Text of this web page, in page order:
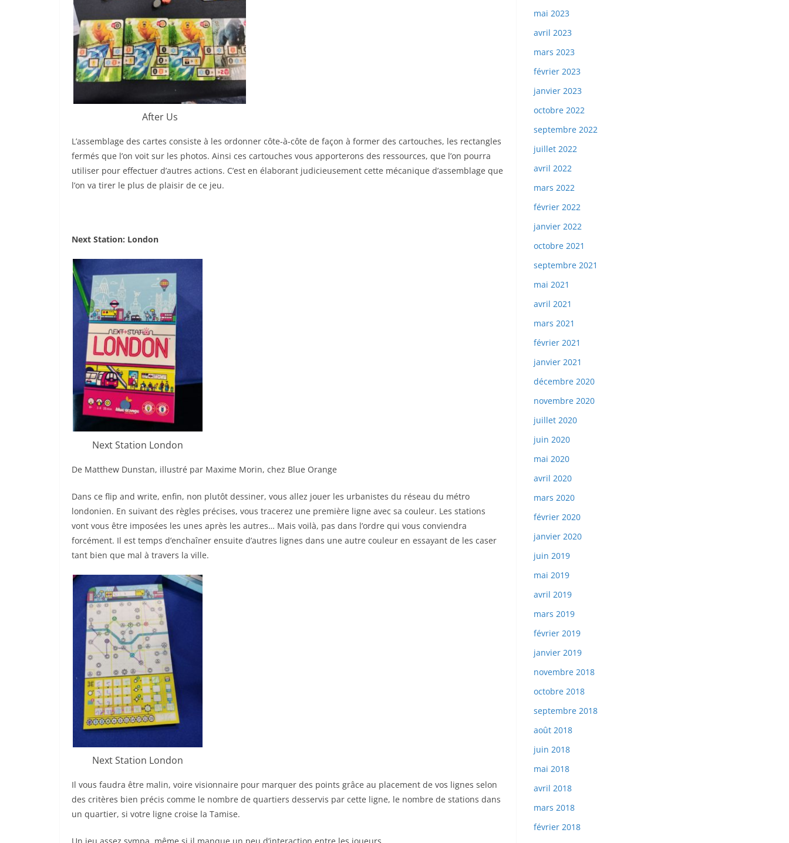
After Us
L’assemblage des cartes consiste à les ordonner côte-à-côte de façon à former des cartouches, les rectangles
fermés que l’on voit sur les photos. Ainsi ces cartouches vous apporterons des ressources, que l’on pourra
utiliser pour effectuer d’autres actions. C’est en élaborant judicieusement cette mécanique d’assemblage que
l’on va tirer le plus de plaisir de ce jeu.
Next Station: London
Next Station London
De Matthew Dunstan, illustré par Maxime Morin, chez Blue Orange
Dans ce flip and write, enfin, non plutôt dessiner, vous allez jouer les urbanistes du réseau du métro
londonien. En suivant des règles précises, vous tracerez une première ligne avec sa couleur. Les stations
vont vous être imposées les unes après les autres… Mais voilà, pas dans l’ordre qui vous conviendra
forcément. Il est temps d’enchaîner ensuite d’autres lignes dans une autre couleur en essayant de les caser
tant bien que mal à travers la ville.
Next Station London
Il vous faudra être malin, voire visionnaire pour marquer des points grâce au placement de vos lignes selon
des critères bien précis comme le nombre de quartiers desservis par cette ligne, le nombre de stations dans
un quartier, si votre ligne croise la Tamise.
Un jeu assez sympa, même si il manque un peu d’interaction entre les joueurs.
mai 2023
avril 2023
mars 2023
février 2023
janvier 2023
octobre 2022
septembre 2022
juillet 2022
avril 2022
mars 2022
février 2022
janvier 2022
octobre 2021
septembre 2021
mai 2021
avril 2021
mars 2021
février 2021
janvier 2021
décembre 2020
novembre 2020
juillet 2020
juin 2020
mai 2020
avril 2020
mars 2020
février 2020
janvier 2020
juin 2019
mai 2019
avril 2019
mars 2019
février 2019
janvier 2019
novembre 2018
octobre 2018
septembre 2018
août 2018
juin 2018
mai 2018
avril 2018
mars 2018
février 2018